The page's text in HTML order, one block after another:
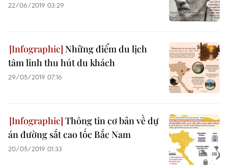
22/06/2019 03:29
Những điểm du lịch
tâm linh thu hút du khách
29/05/2019 07:16
Thông tin cơ bản về dự
án đường sắt cao tốc Bắc Nam
20/05/2019 01:33